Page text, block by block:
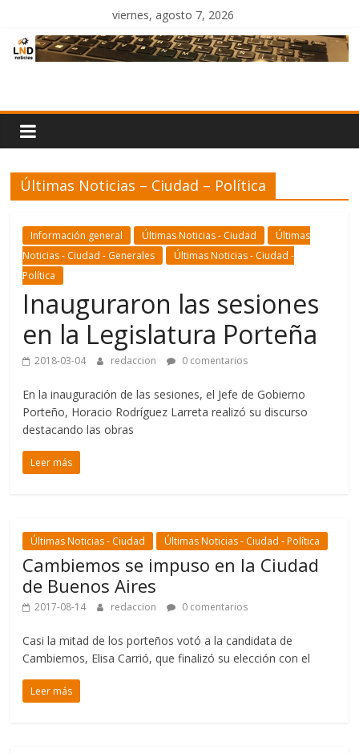
contenido
viernes, agosto 7, 2026
Noticias
Últimas Noticias – Ciudad – Política
Información general Últimas Noticias - Ciudad
Últimas
Noticias - Ciudad - Generales
Últimas Noticias - Ciudad -
Política
Inauguraron las sesiones
en la Legislatura Porteña
2018-03-04 redaccion 0 comentarios
En la inauguración de las sesiones, el Jefe de Gobierno
Porteño, Horacio Rodríguez Larreta realizó su discurso
destacando las obras
Leer más
Últimas Noticias - Ciudad Últimas Noticias - Ciudad - Política
Cambiemos se impuso en la Ciudad
de Buenos Aires
2017-08-14 redaccion 0 comentarios
Casi la mitad de los porteños votó a la candidata de
Cambiemos, Elisa Carrió, que finalizó su elección con el
Leer más